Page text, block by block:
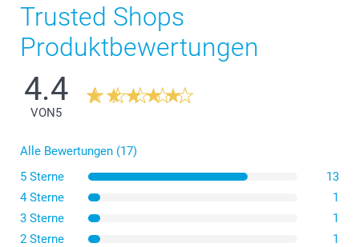
Trusted Shops
Produktbewertungen
4.4
VON5
Alle Bewertungen (17)
5 Sterne
13
4 Sterne
1
3 Sterne
1
2 Sterne
1